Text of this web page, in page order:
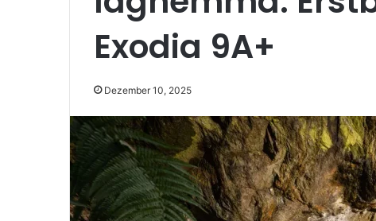
Exodia 9A+
Dezember 10, 2025